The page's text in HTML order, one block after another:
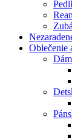
Oblečenie